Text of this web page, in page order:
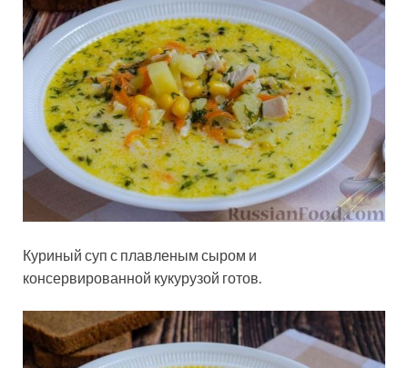
Куриный суп с плавленым сыром и
консервированной кукурузой готов.